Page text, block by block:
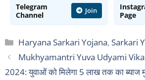
Telegram
Channel
Join
Page
Categories
Haryana Sarkari Yojana, Sarkari
Mukhyamantri Yuva Udyami
2024: युवाओं को मिलेगा 5 लाख तक का ब्याज